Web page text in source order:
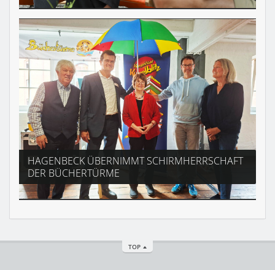
HAGENBECK ÜBERNIMMT SCHIRMHERRSCHAFT
DER BÜCHERTÜRME
TOP